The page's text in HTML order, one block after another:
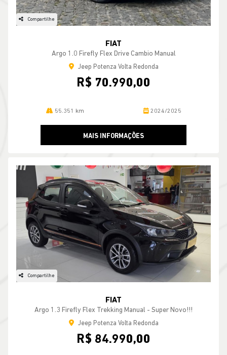
Compartilhe
FIAT
Argo 1.0 Firefly Flex Drive Cambio Manual
Jeep Potenza Volta Redonda
R$ 70.990,00
55.351 km 2024/2025
MAIS INFORMAÇÕES
Compartilhe
FIAT
Argo 1.3 Firefly Flex Trekking Manual - Super Novo!!!
Jeep Potenza Volta Redonda
R$ 84.990,00